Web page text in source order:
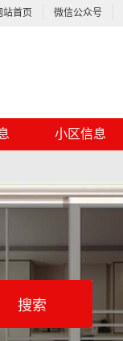
站首页 微信公众号
小区信息
搜索